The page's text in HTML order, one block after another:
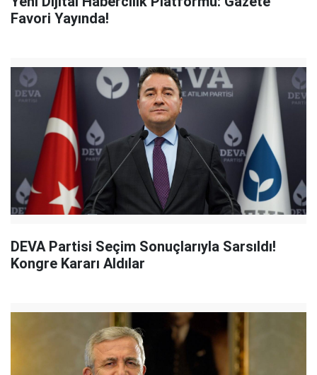
Favori Yayında!
DEVA Partisi Seçim Sonuçlarıyla Sarsıldı!
Kongre Kararı Aldılar